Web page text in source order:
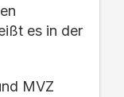
es in der
MVZ